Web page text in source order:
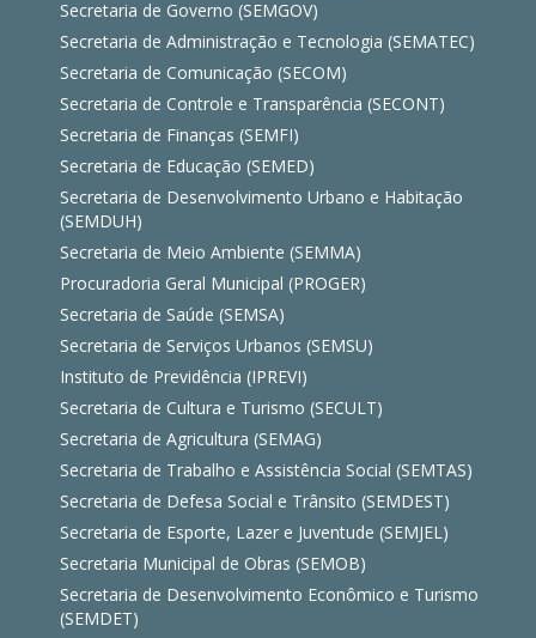
Secretaria de Governo (SEMGOV)
Secretaria de Administração e Tecnologia (SEMATEC)
Secretaria de Comunicação (SECOM)
Secretaria de Controle e Transparência (SECONT)
Secretaria de Finanças (SEMFI)
Secretaria de Educação (SEMED)
Secretaria de Desenvolvimento Urbano e Habitação
(SEMDUH)
Secretaria de Meio Ambiente (SEMMA)
Procuradoria Geral Municipal (PROGER)
Secretaria de Saúde (SEMSA)
Secretaria de Serviços Urbanos (SEMSU)
Instituto de Previdência (IPREVI)
Secretaria de Cultura e Turismo (SECULT)
Secretaria de Agricultura (SEMAG)
Secretaria de Trabalho e Assistência Social (SEMTAS)
Secretaria de Defesa Social e Trânsito (SEMDEST)
Secretaria de Esporte, Lazer e Juventude (SEMJEL)
Secretaria Municipal de Obras (SEMOB)
Secretaria de Desenvolvimento Econômico e Turismo
(SEMDET)